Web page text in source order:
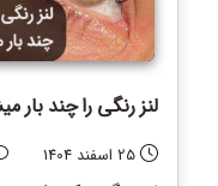
لنز رنگی را چند بار
25 اسفند 1404